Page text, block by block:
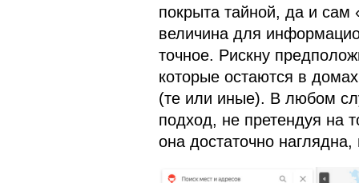
покрыта тайной, да и сам
величина для
точное. Рискну
которые остаются в
(те или иные). В любом
подход, не претендуя на
она достаточно